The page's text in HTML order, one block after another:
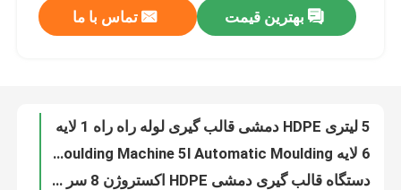
درباره ما
کنترل کیفیت
با ما تماس بگیرید
بهترین قیمت تماس با ما
دستگاه قالب گیری چند لایه بطری چسب 10 لیتری، دستگاه ساخت بطری HDPE سری U
دستگاه دمنده بطری کوچک HDPE 4 لایه، دستگاه دمنده بطری سروو
دستگاه دمنده چند لایه HDPE دمنده دستگاه دمنده بطری شیمیایی بطری 10 لیتری